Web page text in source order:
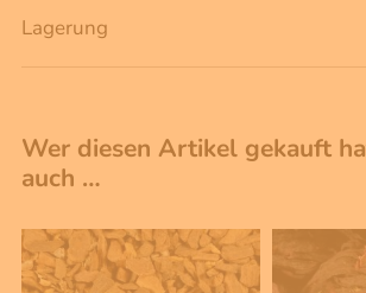
Lagerung
Wer diesen Artikel gekauft
auch …